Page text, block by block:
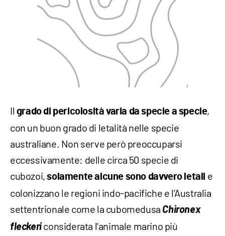
Il grado di pericolosità varia da specie a specie,
con un buon grado di letalità nelle specie
australiane. Non serve però preoccuparsi
eccessivamente: delle circa 50 specie di
cubozoi,solamente alcune sono davvero letali e
colonizzano le regioni indo-pacifiche e l’Australia
settentrionale come la cubomedusa Chironex
fleckericonsiderata l'animale marino più